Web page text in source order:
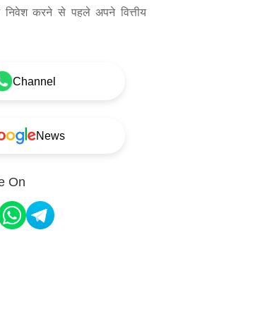
निवेश करने से पहले अपने वित्तीय
Channel
News
On